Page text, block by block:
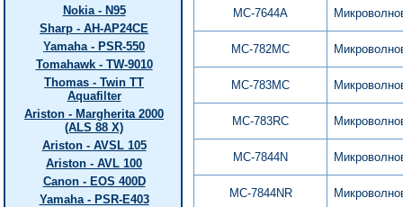
Nokia - N95
Sharp - AH-AP24CE
Yamaha - PSR-550
Tomahawk - TW-9010
Thomas - Twin TT
Aquafilter
Ariston - Margherita 2000
(ALS 88 X)
Ariston - AVSL 105
Ariston - AVL 100
Canon - EOS 400D
Yamaha - PSR-E403
MC-7644A
MC-782MC
MC-783MC
MC-783RC
MC-7844N
MC-7844NR